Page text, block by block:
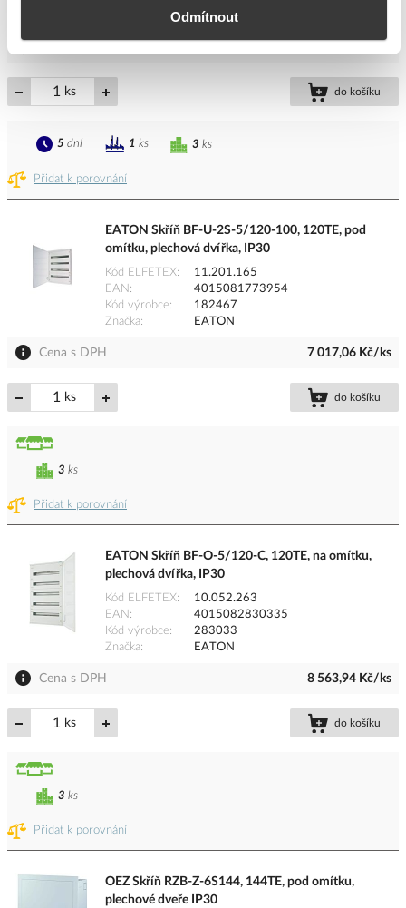
Odmítnout
SEZ-CZ
ks do košíku
Přidat k porovnání
3 ks
5 dní 1 ks
EATON Skříň BF-U-2S-5/120-100, 120TE, pod
omítku, plechová dvířka, IP30
Kód ELFETEX
11.201.165
EAN
4015081773954
Kód výrobce
182467
Značka
EATON
Cena s DPH 7 017,06 Kč/ks
ks do košíku
Přidat k porovnání
3 ks
EATON Skříň BF-O-5/120-C, 120TE, na omítku,
plechová dvířka, IP30
Kód ELFETEX
10.052.263
EAN
4015082830335
Kód výrobce
283033
Značka
EATON
Cena s DPH 8 563,94 Kč/ks
ks do košíku
Přidat k porovnání
3 ks
OEZ Skříň RZB-Z-6S144, 144TE, pod omítku,
plechové dveře IP30